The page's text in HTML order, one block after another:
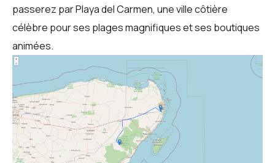
passerez par Playa del Carmen, une ville côtière
célèbre pour ses plages magnifiques et ses boutiques
animées.